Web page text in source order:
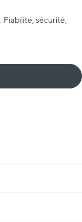
. Fiabilité, sécurité,